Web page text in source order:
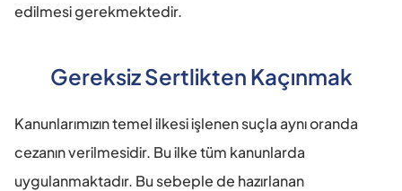
edilmesi gerekmektedir.
Gereksiz Sertlikten Kaçınmak
Kanunlarımızın temel ilkesi işlenen suçla aynı oranda
cezanın verilmesidir. Bu ilke tüm kanunlarda
uygulanmaktadır. Bu sebeple de hazırlanan